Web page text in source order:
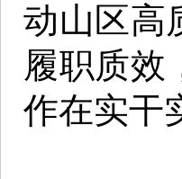
动山区高
履职质效
作在实干